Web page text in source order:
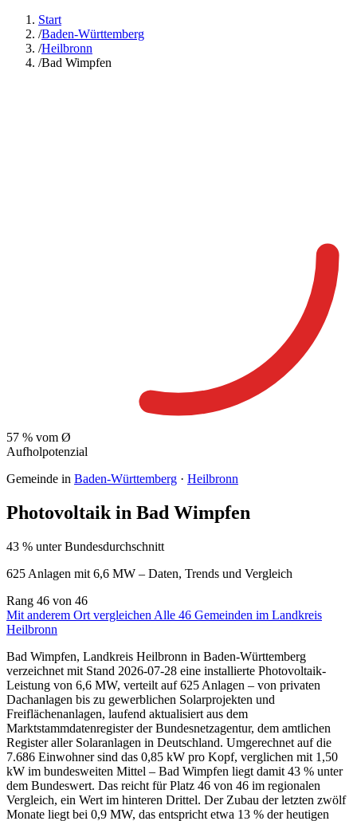
Start
/Baden-Württemberg
/Heilbronn
/Bad Wimpfen
57 % vom Ø
Aufholpotenzial
Gemeinde in Baden-Württemberg · Heilbronn
Photovoltaik in Bad Wimpfen
43 % unter Bundesdurchschnitt
625 Anlagen mit 6,6 MW – Daten, Trends und Vergleich
Rang 46 von 46
Mit anderem Ort vergleichen Alle 46 Gemeinden im Landkreis
Heilbronn
Bad Wimpfen, Landkreis Heilbronn in Baden-Württemberg
verzeichnet mit Stand 2026-07-28 eine installierte Photovoltaik-
Leistung von 6,6 MW, verteilt auf 625 Anlagen – von privaten
Dachanlagen bis zu gewerblichen Solarprojekten und
Freiflächenanlagen, laufend aktualisiert aus dem
Marktstammdatenregister der Bundesnetzagentur, dem amtlichen
Register aller Solaranlagen in Deutschland. Umgerechnet auf die
7.686 Einwohner sind das 0,85 kW pro Kopf, verglichen mit 1,50
kW im bundesweiten Mittel – Bad Wimpfen liegt damit 43 % unter
dem Bundeswert. Das reicht für Platz 46 von 46 im regionalen
Vergleich, ein Wert im hinteren Drittel. Der Zubau der letzten zwölf
Monate liegt bei 0,9 MW, das entspricht etwa 13 % der heutigen